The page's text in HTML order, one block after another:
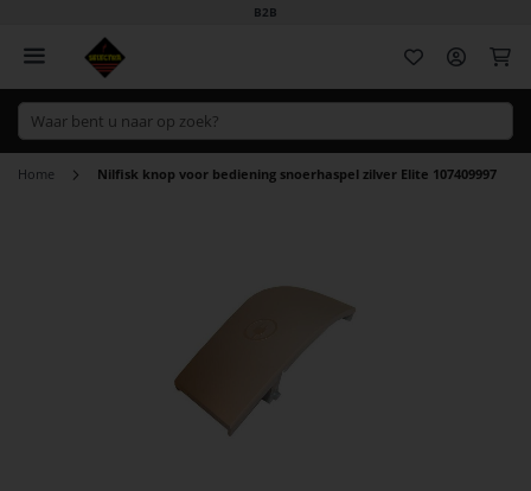
B2B
Home Nilfisk knop voor bediening snoerhaspel zilver Elite 107409997